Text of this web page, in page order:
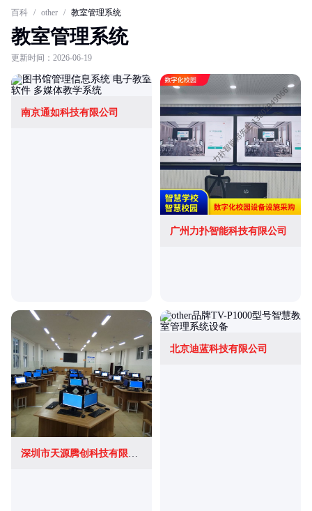
百科 / other / 教室管理系统
教室管理系统
更新时间：2026-06-19
南京通如科技有限公司
广州力扑智能科技有限公司
北京迪蓝科技有限公司